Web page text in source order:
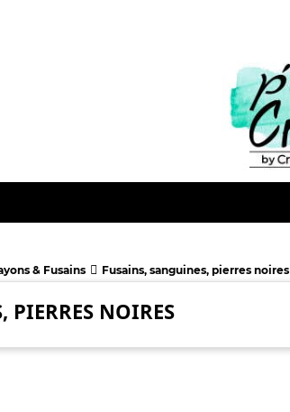
& Fusains Fusains, sanguines, pierres noires
PIERRES NOIRES